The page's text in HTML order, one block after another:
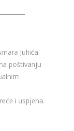
Juhića.
poštivanju
i uspjeha.